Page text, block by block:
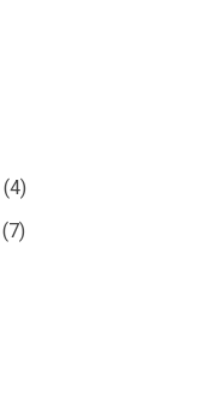
(4)
(7)